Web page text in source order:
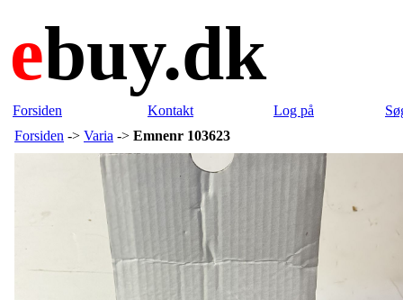
ebuy.dk
Forsiden Kontakt Log på
Forsiden -> Varia -> Emnenr 103623